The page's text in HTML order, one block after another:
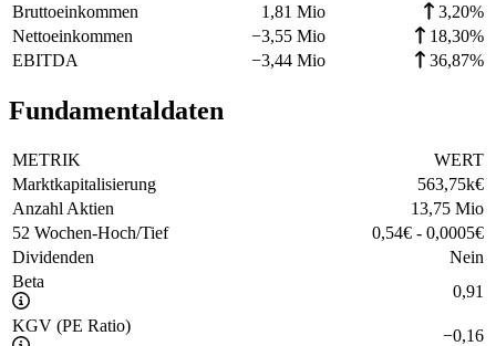
Bruttoeinkommen
1,81 Mio
3,20%
Nettoeinkommen
−3,55 Mio
18,30%
EBITDA
−3,44 Mio 36,87%
Fundamentaldaten
METRIK
WERT
Marktkapitalisierung
563,75k€
Anzahl Aktien
13,75 Mio
52 Wochen-Hoch/Tief
0,54€ - 0,0005€
Dividenden
Nein
Beta
0,91
KGV (PE Ratio)
−0,16